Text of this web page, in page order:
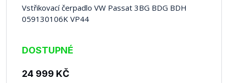
Vstřikovací čerpadlo VW Passat 3BG BDG BDH
059130106K VP44
DOSTUPNÉ
24 999 KČ